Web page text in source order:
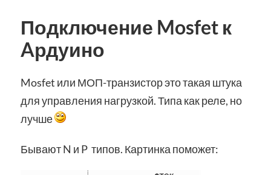
Подключение Mosfet к
Aрдуино
Mosfet или МОП-транзистор это такая штука
для управления нагрузкой. Типа как реле, но
лучше
Бывают N и P типов. Картинка поможет: